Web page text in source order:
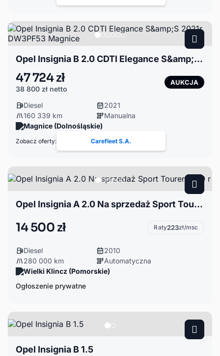
Opel Insignia B 2.0 CDTI Elegance S&amp;S 2021r. DW3PF53 Magnice
47 724 zł
38 800 zł netto
AUKCJA
Diesel
2021
160 339 km
Manualna
Magnice (Dolnośląskie)
Zobacz oferty: Carefleet S.A.
Opel Insignia A 2.0 Na sprzedaż Sport Tourer 2010 r
14 500 zł Raty223zł/msc
Diesel
2010
280 000 km
Automatyczna
Wielki Klincz (Pomorskie)
Ogłoszenie prywatne
Opel Insignia B 1.5